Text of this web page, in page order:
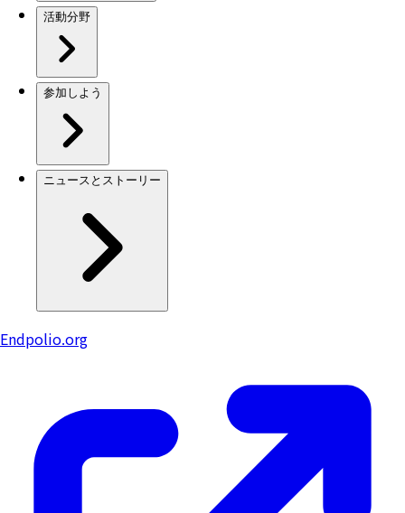
活動分野
参加しよう
ニュースとストーリー
Endpolio.org